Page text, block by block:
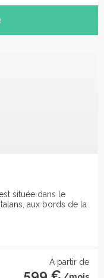
située dans le
aux bords de la
À partir de